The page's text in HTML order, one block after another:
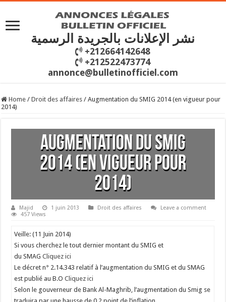
نشر الإعلانات بالجريدة الرسمية
+212664142648
+212522473774
annonce@bulletinofficiel.com
Home / Droit des affaires / Augmentation du SMIG 2014 (en vigueur pour
2014)
Augmentation du SMIG
2014 (en vigueur pour
2014)
Majid 1 juin 2013 Droit des affaires
Leave a comment
457 Views
Veille: (11 Juin 2014)
Si vous cherchez le tout dernier montant du SMIG et
du SMAGCliquez ici
Le décret n° 2.14.343 relatif à l’augmentation du SMIG et du SMAG
est publié au B.OCliquez ici
Selon le gouverneur de Bank Al-Maghrib, l’augmentation du Smig se